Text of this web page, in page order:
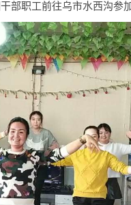
部职工前往乌市水西沟参